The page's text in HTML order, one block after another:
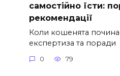
самостійно їсти:
рекомендації
Коли кошенята
експертиза та поради
0 79